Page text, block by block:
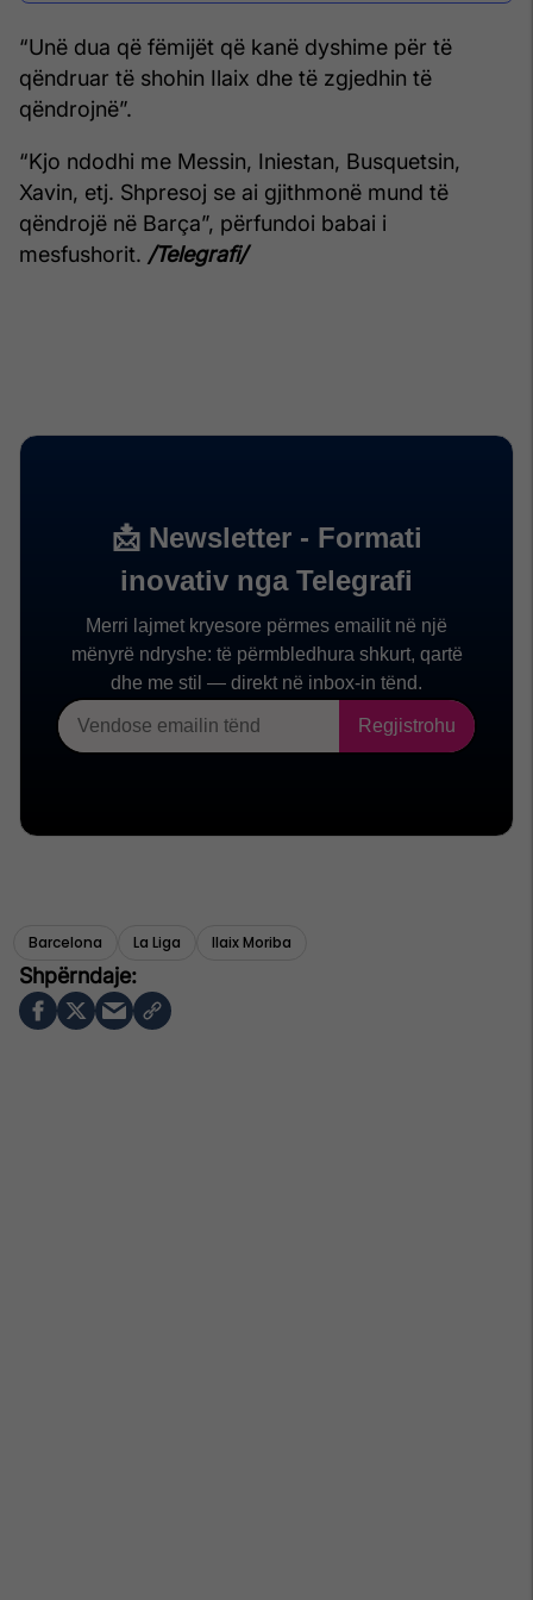
“Unë dua që fëmijët që kanë dyshime për të
qëndruar të shohin Ilaix dhe të zgjedhin të
qëndrojnë”.
“Kjo ndodhi me Messin, Iniestan, Busquetsin,
Xavin, etj. Shpresoj se ai gjithmonë mund të
qëndrojë në Barça”, përfundoi babai i
mesfushorit. /Telegrafi/
Barcelona La Liga Ilaix Moriba